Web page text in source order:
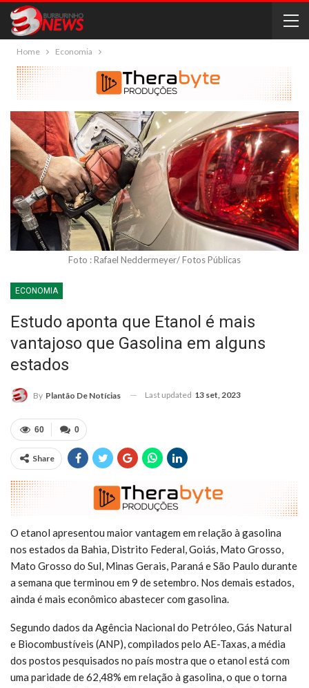
Home Economia
Foto : Rafael Neddermeyer/ Fotos Públicas
ECONOMIA
Estudo aponta que Etanol é mais
vantajoso que Gasolina em alguns
estados
By Plantão De Notícias Last updated 13 set, 2023
0
60
Share
O etanol apresentou maior vantagem em relação à gasolina
nos estados da Bahia, Distrito Federal, Goiás, Mato Grosso,
Mato Grosso do Sul, Minas Gerais, Paraná e São Paulo durante
a semana que terminou em 9 de setembro. Nos demais estados,
ainda é mais econômico abastecer com gasolina.
Segundo dados da Agência Nacional do Petróleo, Gás Natural
e Biocombustíveis (ANP), compilados pelo AE-Taxas, a média
dos postos pesquisados no país mostra que o etanol está com
uma paridade de 62,48% em relação à gasolina, o que o torna